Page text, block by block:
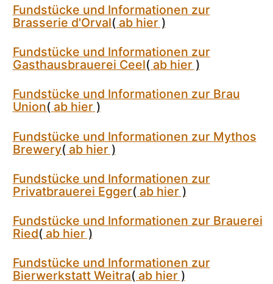
Fundstücke und Informationen zur
Brasserie d'Orval( ab hier)
Fundstücke und Informationen zur
Gasthausbrauerei Ceel( ab hier)
Fundstücke und Informationen zur Brau
Union( ab hier)
Fundstücke und Informationen zur Mythos
Brewery( ab hier)
Fundstücke und Informationen zur
Privatbrauerei Egger( ab hier)
Fundstücke und Informationen zur Brauerei
Ried( ab hier)
Fundstücke und Informationen zur
Bierwerkstatt Weitra( ab hier)